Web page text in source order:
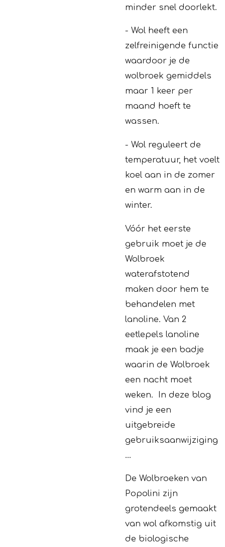
minder snel doorlekt.
- Wol heeft een
zelfreinigende functie
waardoor je de
wolbroek gemiddels
maar 1 keer per
maand hoeft te
wassen.
- Wol reguleert de
temperatuur, het voelt
koel aan in de zomer
en warm aan in de
winter.
Vóór het eerste
gebruik moet je de
Wolbroek
waterafstotend
maken door hem te
behandelen met
lanoline. Van 2
eetlepels lanoline
maak je een badje
waarin de Wolbroek
een nacht moet
weken. In deze blog
vind je een
uitgebreide
gebruiksaanwijziging
...
De Wolbroeken van
Popolini zijn
grotendeels gemaakt
van wol afkomstig uit
de biologische